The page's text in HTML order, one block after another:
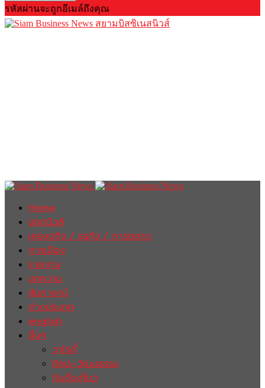
รหัสผ่านจะถูกอีเมล์ถึงคุณ
สยามบิสซิเนสนิวส์
Home
ฮอตนิวส์
เศรษฐกิจ / ธุรกิจ / การตลาด
การเมือง
รายงาน
บทความ
สัมภาษณ์
ต่างประเทศ
english
อื่นๆ
วาไรตี้
ศิลปะ-วัฒนธรรม
กินดื่มเที่ยว